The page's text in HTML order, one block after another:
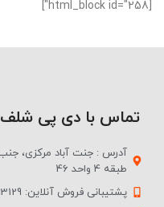
تماس با دی پی شلف
طبقه 4 واحد 46
پشتیبانی فروش آنلاین: 09108113129